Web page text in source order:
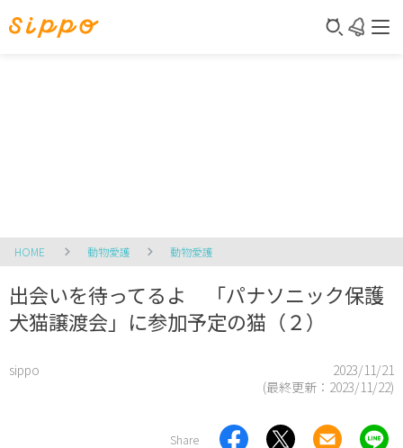
HOME 動物愛護 動物愛護
出会いを待ってるよ 「パナソニック保護
犬猫譲渡会」に参加予定の猫（２）
sippo
2023/11/21
(最終更新： 2023/11/22)
Share